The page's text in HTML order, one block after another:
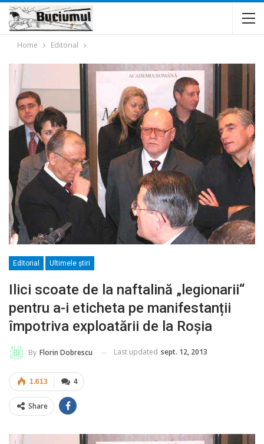
Home Editorial
Editorial Ultimele ştiri
Ilici scoate de la naftalină „legionarii“
pentru a-i eticheta pe manifestanții
împotriva exploatării de la Roșia
By Florin Dobrescu Last updated sept. 12, 2013
4
1.613
Share